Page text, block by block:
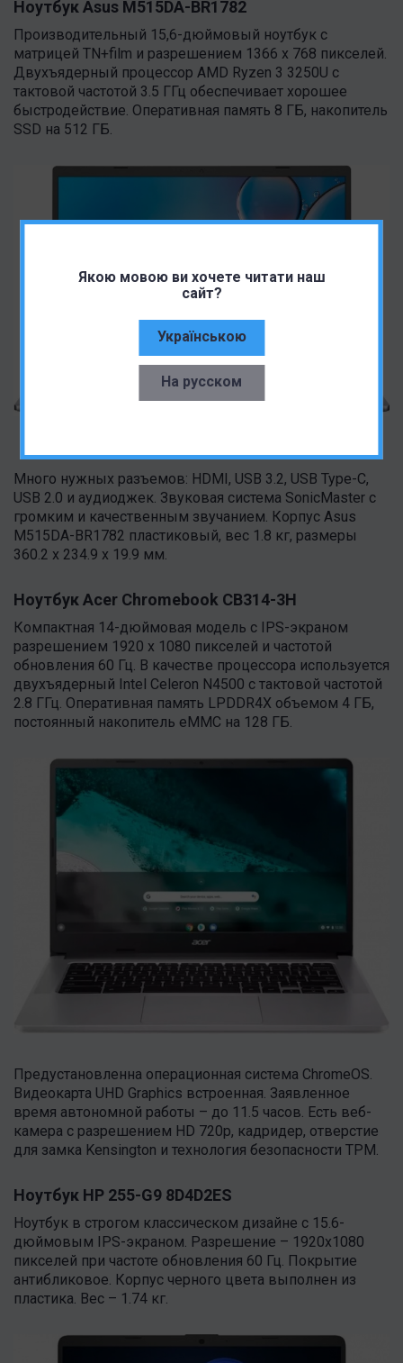
Якою мовою ви хочете читати наш
сайт?
Українською
На русском
Ноутбук Asus M515DA-BR1782
Производительный 15,6-дюймовый ноутбук с
матрицей TN+film и разрешением 1366 x 768 пикселей.
Двухъядерный процессор AMD Ryzen 3 3250U с
тактовой частотой 3.5 ГГц обеспечивает хорошее
быстродействие. Оперативная память 8 ГБ, накопитель
SSD на 512 ГБ.
Много нужных разъемов: HDMI, USB 3.2, USB Type-C,
USB 2.0 и аудиоджек. Звуковая система SonicMaster с
громким и качественным звучанием. Корпус Asus
M515DA-BR1782 пластиковый, вес 1.8 кг, размеры
360.2 x 234.9 x 19.9 мм.
Ноутбук Acer Chromebook CB314-3H
Компактная 14-дюймовая модель с IPS-экраном
разрешением 1920 x 1080 пикселей и частотой
обновления 60 Гц. В качестве процессора используется
двухъядерный Intel Celeron N4500 с тактовой частотой
2.8 ГГц. Оперативная память LPDDR4X объемом 4 ГБ,
постоянный накопитель eMMC на 128 ГБ.
Предустановленна операционная система ChromeOS.
Видеокарта UHD Graphics встроенная. Заявленное
время автономной работы – до 11.5 часов. Есть веб-
камера с разрешением HD 720p, кадридер, отверстие
для замка Kensington и технология безопасности TPM.
Ноутбук HP 255-G9 8D4D2ES
Ноутбук в строгом классическом дизайне с 15.6-
дюймовым IPS-экраном. Разрешение – 1920x1080
пикселей при частоте обновления 60 Гц. Покрытие
антибликовое. Корпус черного цвета выполнен из
пластика. Вес – 1.74 кг.